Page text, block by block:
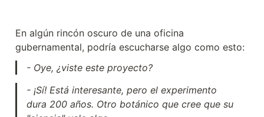
En algún rincón oscuro de una oficina
gubernamental, podría escucharse algo como esto:
- Oye, ¿viste este proyecto?
- ¡Sí! Está interesante, pero el experimento
dura 200 años. Otro botánico que cree que su